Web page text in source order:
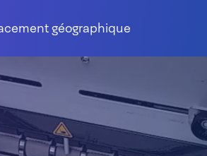
géographique